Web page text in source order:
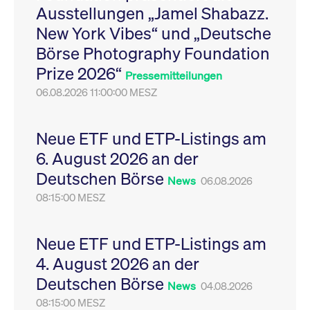
Ausstellungen „Jamel Shabazz.
New York Vibes“ und „Deutsche
Börse Photography Foundation
Prize 2026“ Pressemitteilungen
06.08.2026 11:00:00 MESZ
Neue ETF und ETP-Listings am
6. August 2026 an der
Deutschen Börse News 06.08.2026
08:15:00 MESZ
Neue ETF und ETP-Listings am
4. August 2026 an der
Deutschen Börse News 04.08.2026
08:15:00 MESZ
Leistung der Website
zu messen. Es handelt
sich um ein Muster-
Cookie, bei dem auf
das Präfix _pk_ses
eine kurze Reihe von
VISITOR_PRIVACY_METADATA
YouTube
.youtube.com
6
Monate
Dieses Cookie dient
Speicherung der
Einwilligungs- und
des Nutzers für ihre
Interaktion mit der
Sitzungen geehrt